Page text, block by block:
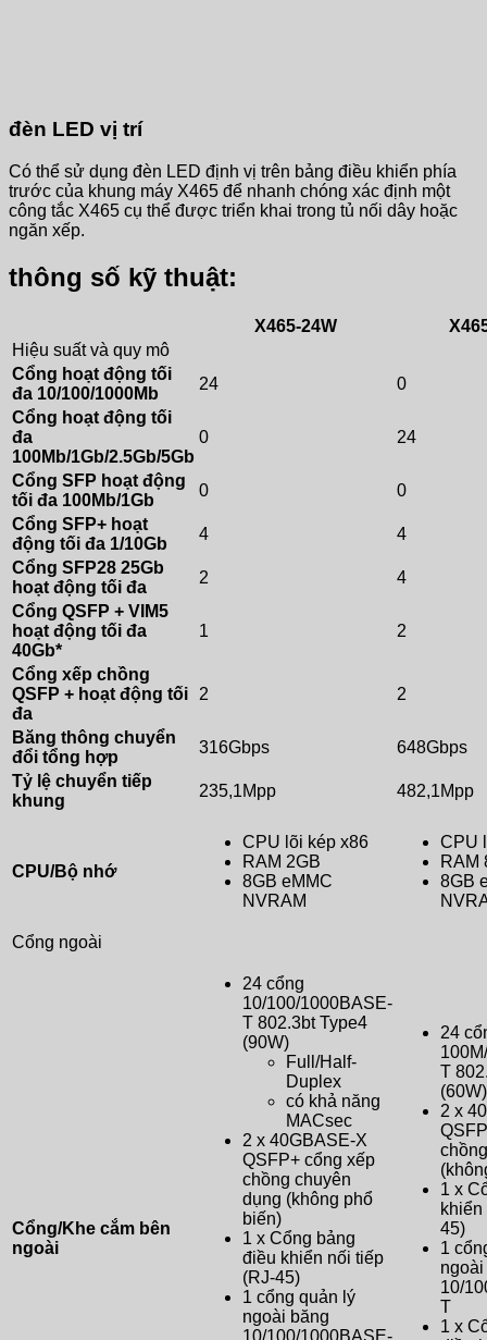
đèn LED vị trí
Có thể sử dụng đèn LED định vị trên bảng điều khiển phía
trước của khung máy X465 để nhanh chóng xác định một
công tắc X465 cụ thể được triển khai trong tủ nối dây hoặc
ngăn xếp.
thông số kỹ thuật:
X465-24W
Hiệu suất và quy mô
Cổng hoạt động tối
đa 10/100/1000Mb
24
0
Cổng hoạt động tối
đa
100Mb/1Gb/2.5Gb/5Gb
0 24
Cổng SFP hoạt động
tối đa 100Mb/1Gb
0
0
Cổng SFP+ hoạt
động tối đa 1/10Gb
4
4
Cổng SFP28 25Gb
hoạt động tối đa
2
4
Cổng QSFP + VIM5
hoạt động tối đa
40Gb*
1 2
Cổng xếp chồng
QSFP + hoạt động tối
đa
2 2
Băng thông chuyển
đổi tổng hợp
316Gbps
648Gbps
Tỷ lệ chuyển tiếp
khung
235,1Mpp 482,1Mpp
CPU/Bộ nhớ
CPU lõi kép x86
RAM 2GB
8GB eMMC
NVRAM
CPU
RAM
8GB
Cổng ngoài
Cổng/Khe cắm bên
ngoài
24 cổng
10/100/1000BASE-
T 802.3bt Type4
(90W)
Full/Half-
Duplex
có khả năng
MACsec
2 x 40GBASE-X
QSFP+ cổng xếp
chồng chuyên
dụng (không phổ
biến)
1 x Cổng bảng
điều khiển nối tiếp
(RJ-45)
1 cổng quản lý
ngoài băng
24
T
(60W)
2 x
1 x
45)
1
10/
T
1 x